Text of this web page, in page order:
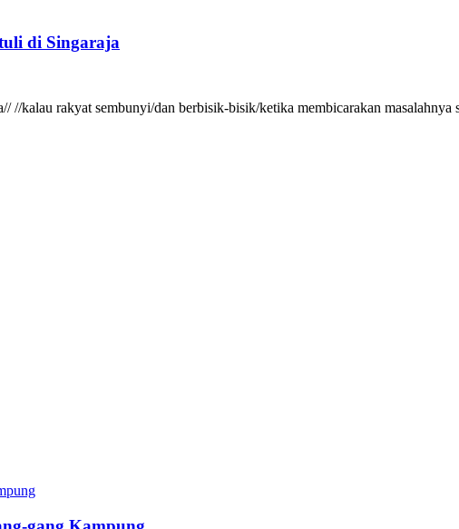
di Singaraja
kalau rakyat sembunyi/dan berbisik-bisik/ketika membicarakan masalahnya